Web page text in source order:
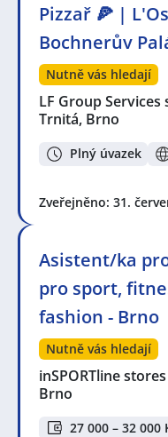
Pizzař 🍕 |
Bochnerův
Nutně vás hledají
LF Group Services
Trnitá, Brno
Plný úvazek
Zveřejněno: 31.
Asistent/ka
pro sport,
fashion - Brno
Nutně vás hledají
inSPORTline
Brno
27 000 – 32 000